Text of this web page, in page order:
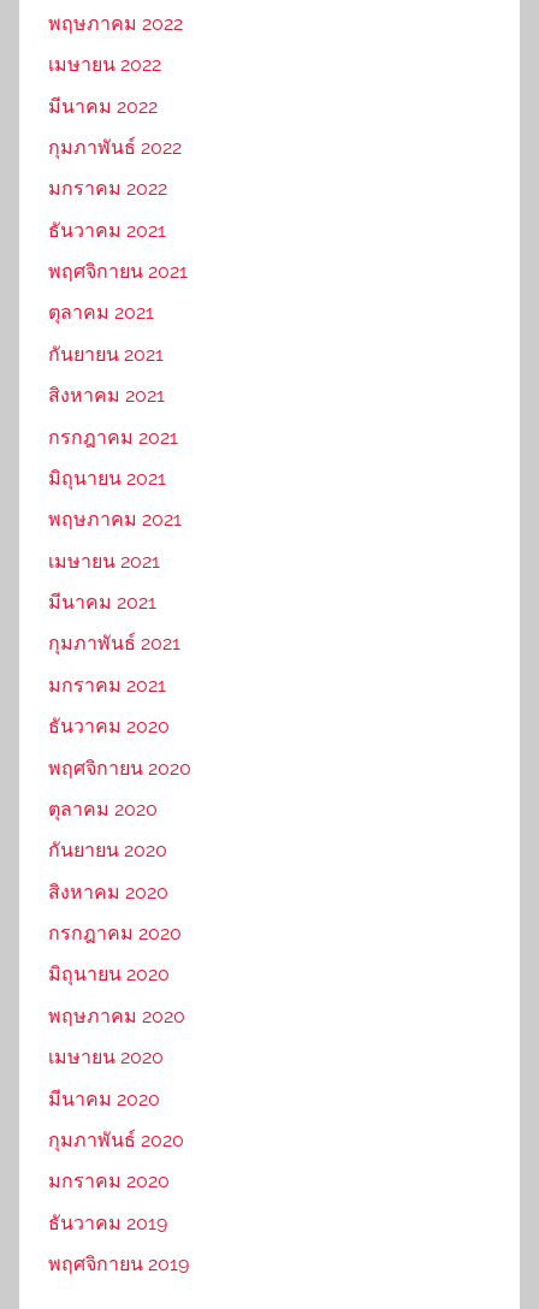
พฤษภาคม 2022
เมษายน 2022
มีนาคม 2022
กุมภาพันธ์ 2022
มกราคม 2022
ธันวาคม 2021
พฤศจิกายน 2021
ตุลาคม 2021
กันยายน 2021
สิงหาคม 2021
กรกฎาคม 2021
มิถุนายน 2021
พฤษภาคม 2021
เมษายน 2021
มีนาคม 2021
กุมภาพันธ์ 2021
มกราคม 2021
ธันวาคม 2020
พฤศจิกายน 2020
ตุลาคม 2020
กันยายน 2020
สิงหาคม 2020
กรกฎาคม 2020
มิถุนายน 2020
พฤษภาคม 2020
เมษายน 2020
มีนาคม 2020
กุมภาพันธ์ 2020
มกราคม 2020
ธันวาคม 2019
พฤศจิกายน 2019